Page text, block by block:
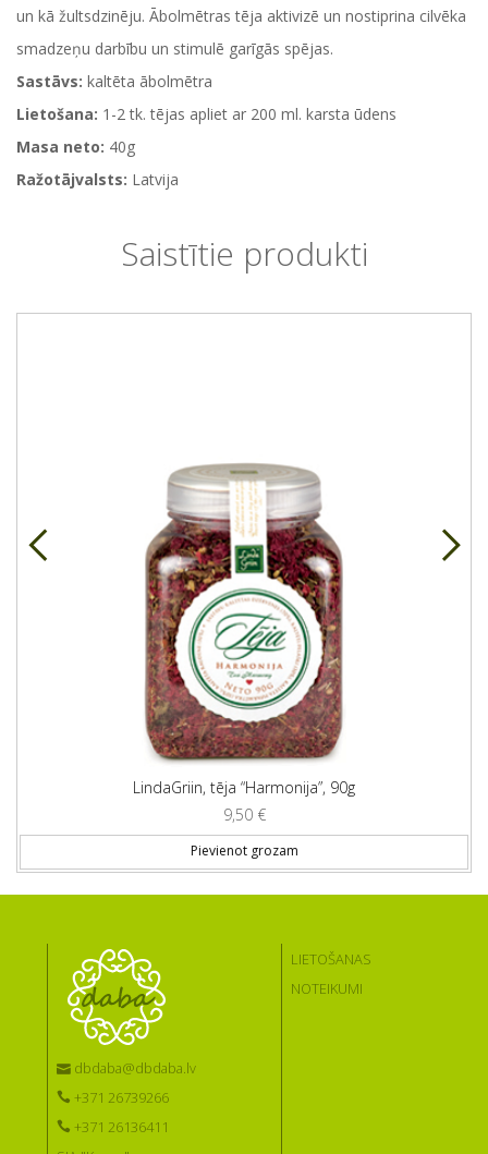
un kā žultsdzinēju. Ābolmētras tēja aktivizē un nostiprina cilvēka
smadzeņu darbību un stimulē garīgās spējas.
Sastāvs: kaltēta ābolmētra
Lietošana: 1-2 tk. tējas apliet ar 200 ml. karsta ūdens
Masa neto: 40g
Ražotājvalsts: Latvija
Saistītie produkti
LindaGriin, tēja “Harmonija”, 90g
9,50 €
Pievienot grozam
dbdaba@dbdaba.lv
+371 26739266
+371 26136411
LIETOŠANAS
NOTEIKUMI